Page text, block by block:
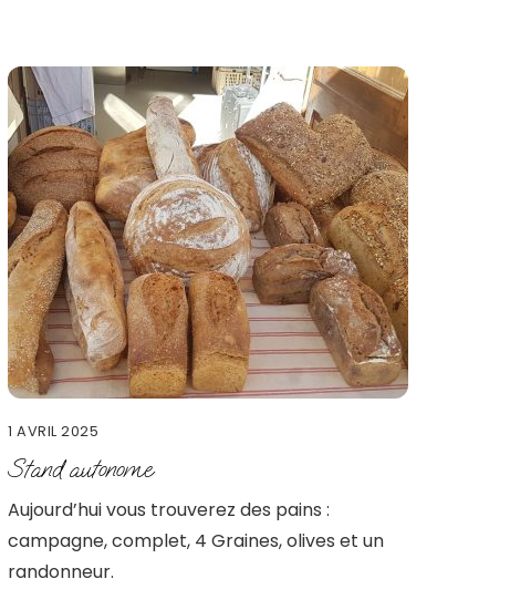
1 AVRIL 2025
Stand autonome
Aujourd’hui vous trouverez des pains :
campagne, complet, 4 Graines, olives et un
randonneur.